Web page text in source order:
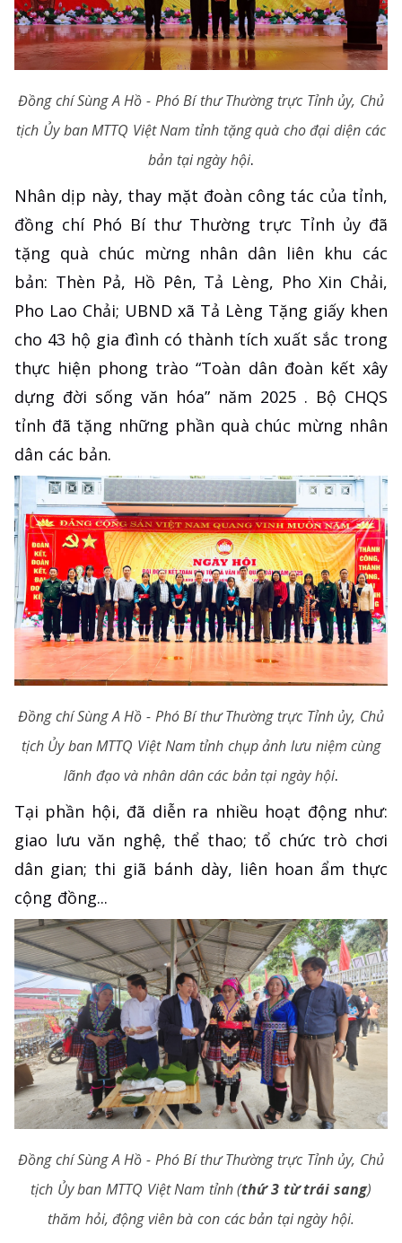
Đồng chí Sùng A Hồ - Phó Bí thư Thường trực Tỉnh ủy, Chủ
tịch Ủy ban MTTQ Việt Nam tỉnh tặng quà cho đại diện các
bản tại ngày hội.
Nhân dịp này, thay mặt đoàn công tác của tỉnh,
đồng chí Phó Bí thư Thường trực Tỉnh ủy đã
tặng quà chúc mừng nhân dân liên khu các
bản: Thèn Pả, Hồ Pên, Tả Lèng, Pho Xin Chải,
Pho Lao Chải; UBND xã Tả Lèng Tặng giấy khen
cho 43 hộ gia đình có thành tích xuất sắc trong
thực hiện phong trào “Toàn dân đoàn kết xây
dựng đời sống văn hóa” năm 2025 . Bộ CHQS
tỉnh đã tặng những phần quà chúc mừng nhân
dân các bản.
Đồng chí Sùng A Hồ - Phó Bí thư Thường trực Tỉnh ủy, Chủ
tịch Ủy ban MTTQ Việt Nam tỉnh chụp ảnh lưu niệm cùng
lãnh đạo và nhân dân các bản tại ngày hội.
Tại phần hội, đã diễn ra nhiều hoạt động như:
giao lưu văn nghệ, thể thao; tổ chức trò chơi
dân gian; thi giã bánh dày, liên hoan ẩm thực
cộng đồng...
Đồng chí Sùng A Hồ - Phó Bí thư Thường trực Tỉnh ủy, Chủ
tịch Ủy ban MTTQ Việt Nam tỉnh (thứ 3 từ trái sang)
thăm hỏi, động viên bà con các bản tại ngày hội.